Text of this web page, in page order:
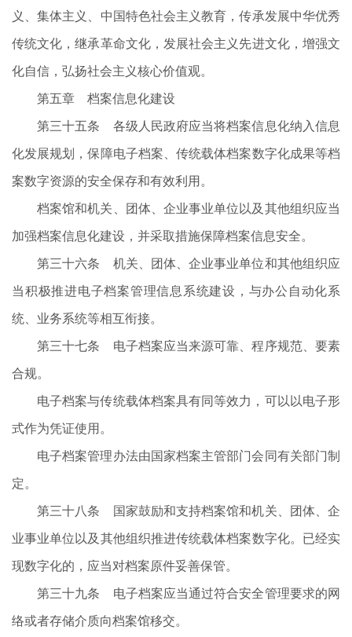
义、集体主义、中国特色社会主义教育，传承发展中华优秀
传统文化，继承革命文化，发展社会主义先进文化，增强文
化自信，弘扬社会主义核心价值观。
第五章 档案信息化建设
第三十五条 各级人民政府应当将档案信息化纳入信息
化发展规划，保障电子档案、传统载体档案数字化成果等档
案数字资源的安全保存和有效利用。
档案馆和机关、团体、企业事业单位以及其他组织应当
加强档案信息化建设，并采取措施保障档案信息安全。
第三十六条 机关、团体、企业事业单位和其他组织应
当积极推进电子档案管理信息系统建设，与办公自动化系
统、业务系统等相互衔接。
第三十七条 电子档案应当来源可靠、程序规范、要素
合规。
电子档案与传统载体档案具有同等效力，可以以电子形
式作为凭证使用。
电子档案管理办法由国家档案主管部门会同有关部门制
定。
第三十八条 国家鼓励和支持档案馆和机关、团体、企
业事业单位以及其他组织推进传统载体档案数字化。已经实
现数字化的，应当对档案原件妥善保管。
第三十九条 电子档案应当通过符合安全管理要求的网
络或者存储介质向档案馆移交。